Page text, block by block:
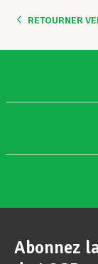
RETOURNER
Abonnez